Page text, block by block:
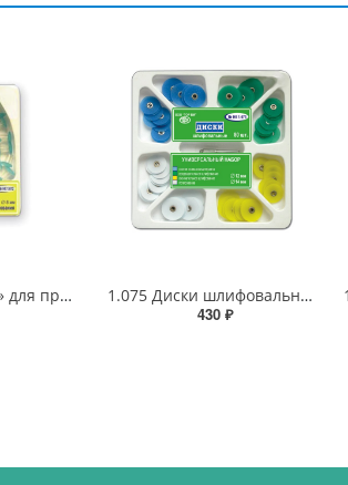
1.612 Диски «НК» для предварительного шлифования 8 мм (пластиковая втулка)
1.075 Диски шлифовальные (металлическая втулка)
430 ₽